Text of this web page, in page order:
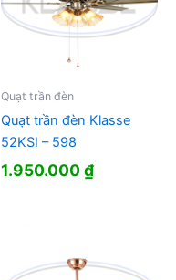
Quạt trần đèn
Quạt trần đèn Klasse
52KSI – 598
1.950.000₫